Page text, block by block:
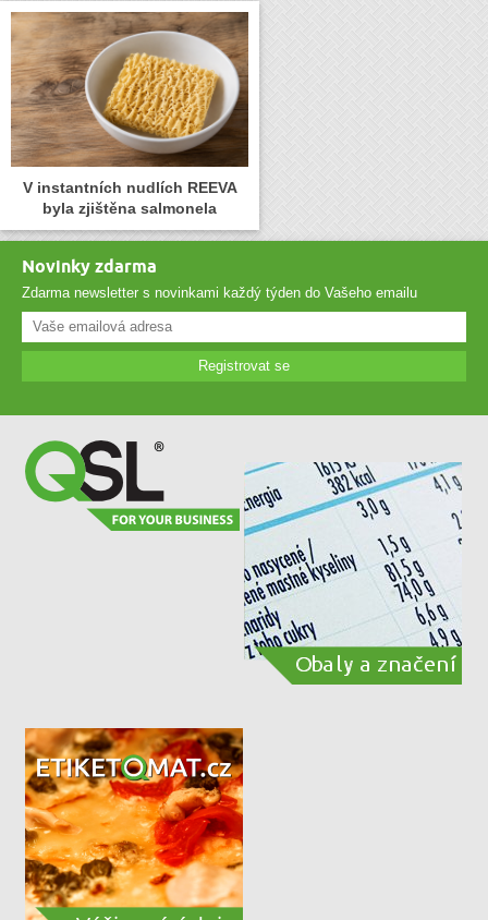
V instantních nudlích REEVA
byla zjištěna salmonela
Novinky zdarma
Zdarma newsletter s novinkami každý týden do Vašeho emailu
Registrovat se